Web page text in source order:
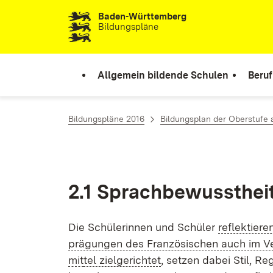
Zum Inhalt springenBaden-Württemberg
Bildungspläne
Allgemein bildende Schulen
Bildungspläne 2016 Bildungsplan der Oberstufe
2.1
Die Schü­le­rin­nen und Schü­ler
prä­gun­gen des Fran­zö­si­schen auch im
mittel ziel­ge­rich­tet, set­zen da­bei Stil,